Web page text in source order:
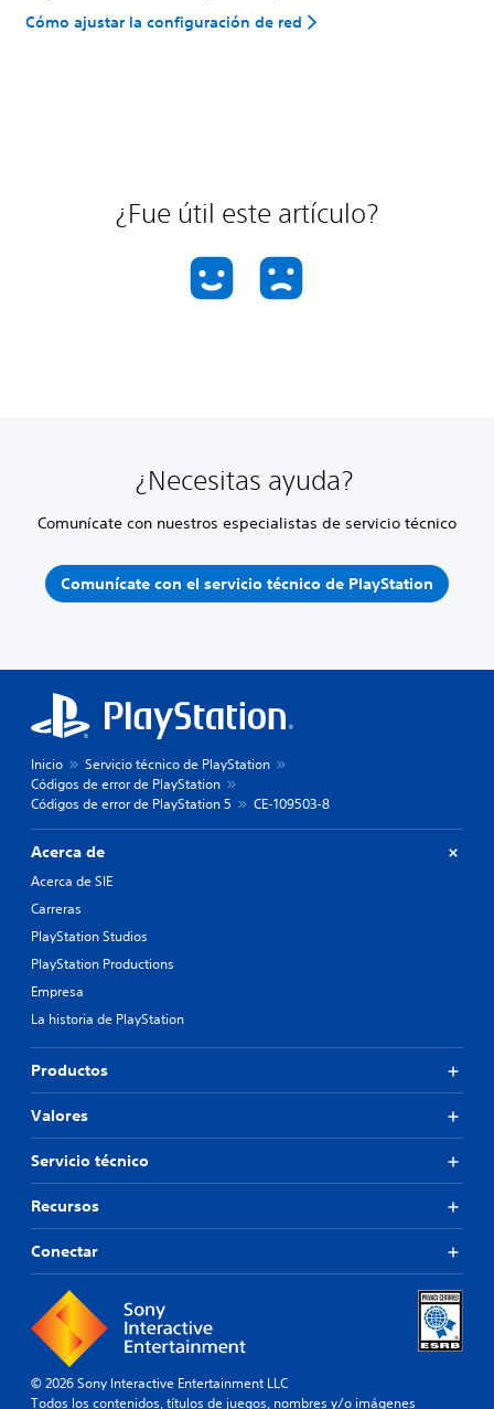
Cómo ajustar la configuración de red
¿Fue útil este artículo?
¿Necesitas ayuda?
Comunícate con nuestros especialistas de servicio técnico
Comunícate con el servicio técnico de PlayStation
Inicio
Servicio técnico de PlayStation
Códigos de error de PlayStation
Códigos de error de PlayStation 5
CE-109503-8
Acerca de
Acerca de SIE
Carreras
PlayStation Studios
PlayStation Productions
Empresa
La historia de PlayStation
Productos
Valores
Servicio técnico
Recursos
Conectar
© 2026 Sony Interactive Entertainment LLC
Todos los contenidos, títulos de juegos, nombres y/o imágenes